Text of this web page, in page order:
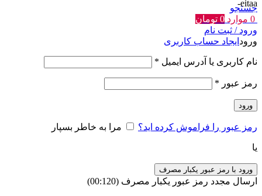
جستجو
0 موارد 0 تومان
ورود / ثبت نام
ورود ایجاد حساب کاربری
نام کاربری یا آدرس ایمیل *
رمز عبور *
ورود
رمز عبور را فراموش کرده اید؟ مرا به خاطر بسپار
یا
ورود با رمز عبور یکبار مصرف
ارسال مجدد رمز عبور یکبار مصرف (00:
120
)